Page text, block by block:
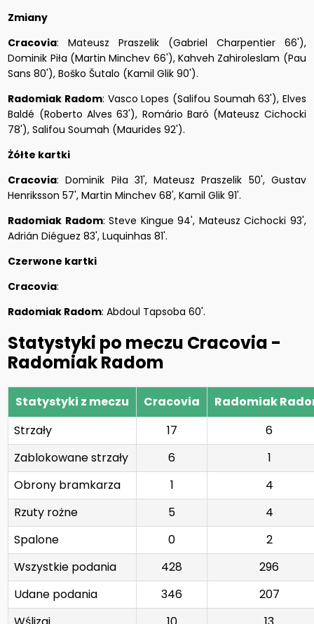
Zmiany
Cracovia: Mateusz Praszelik (Gabriel Charpentier 66'),
Dominik Piła (Martin Minchev 66'), Kahveh Zahiroleslam (Pau
Sans 80'), Boško Šutalo (Kamil Glik 90').
Radomiak Radom: Vasco Lopes (Salifou Soumah 63'), Elves
Baldé (Roberto Alves 63'), Romário Baró (Mateusz Cichocki
78'), Salifou Soumah (Maurides 92').
Żółte kartki
Cracovia: Dominik Piła 31', Mateusz Praszelik 50', Gustav
Henriksson 57', Martin Minchev 68', Kamil Glik 91'.
Radomiak Radom: Steve Kingue 94', Mateusz Cichocki 93',
Adrián Diéguez 83', Luquinhas 81'.
Czerwone kartki
Cracovia:
Radomiak Radom: Abdoul Tapsoba 60'.
Statystyki po meczu Cracovia -
Radomiak Radom
Statystyki z meczu Cracovia
Radomiak
Strzały
17
6
Zablokowane strzały
6
1
Obrony bramkarza
1
4
Rzuty rożne
5
4
Spalone
0
2
Wszystkie podania
428
296
Udane podania
346
207